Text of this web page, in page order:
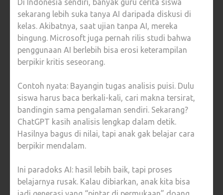
Di Indonesia sendiri, banyak guru cerita siswa
sekarang lebih suka tanya AI daripada diskusi di
kelas. Akibatnya, saat ujian tanpa AI, mereka
bingung. Microsoft juga pernah rilis studi bahwa
penggunaan AI berlebih bisa erosi keterampilan
berpikir kritis seseorang.
Contoh nyata: Bayangin tugas analisis puisi. Dulu
siswa harus baca berkali-kali, cari makna tersirat,
bandingin sama pengalaman sendiri. Sekarang?
ChatGPT kasih analisis lengkap dalam detik.
Hasilnya bagus di nilai, tapi anak gak belajar cara
berpikir mendalam.
Ini paradoks AI: hasil lebih baik, tapi proses
belajarnya rusak. Kalau dibiarkan, anak kita bisa